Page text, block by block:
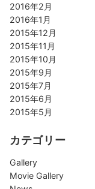
2016年2月
2016年1月
2015年12月
2015年11月
2015年10月
2015年9月
2015年7月
2015年6月
2015年5月
カテゴリー
Gallery
Movie Gallery